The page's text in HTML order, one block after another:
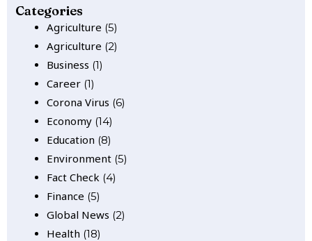
Categories
Agriculture (5)
Agriculture (2)
Business (1)
Career (1)
Corona Virus (6)
Economy (14)
Education (8)
Environment (5)
Fact Check (4)
Finance (5)
Global News (2)
Health (18)